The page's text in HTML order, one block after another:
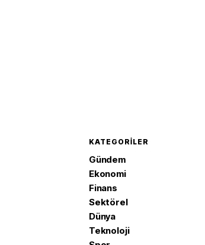
KATEGORILER
Gündem
Ekonomi
Finans
Sektörel
Dünya
Teknoloji